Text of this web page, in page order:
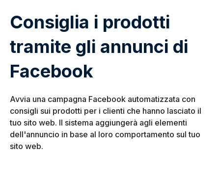
Consiglia i prodotti
tramite gli annunci di
Facebook
Avvia una campagna Facebook automatizzata con
consigli sui prodotti per i clienti che hanno lasciato il
tuo sito web. Il sistema aggiungerà agli elementi
dell'annuncio in base al loro comportamento sul tuo
sito web.